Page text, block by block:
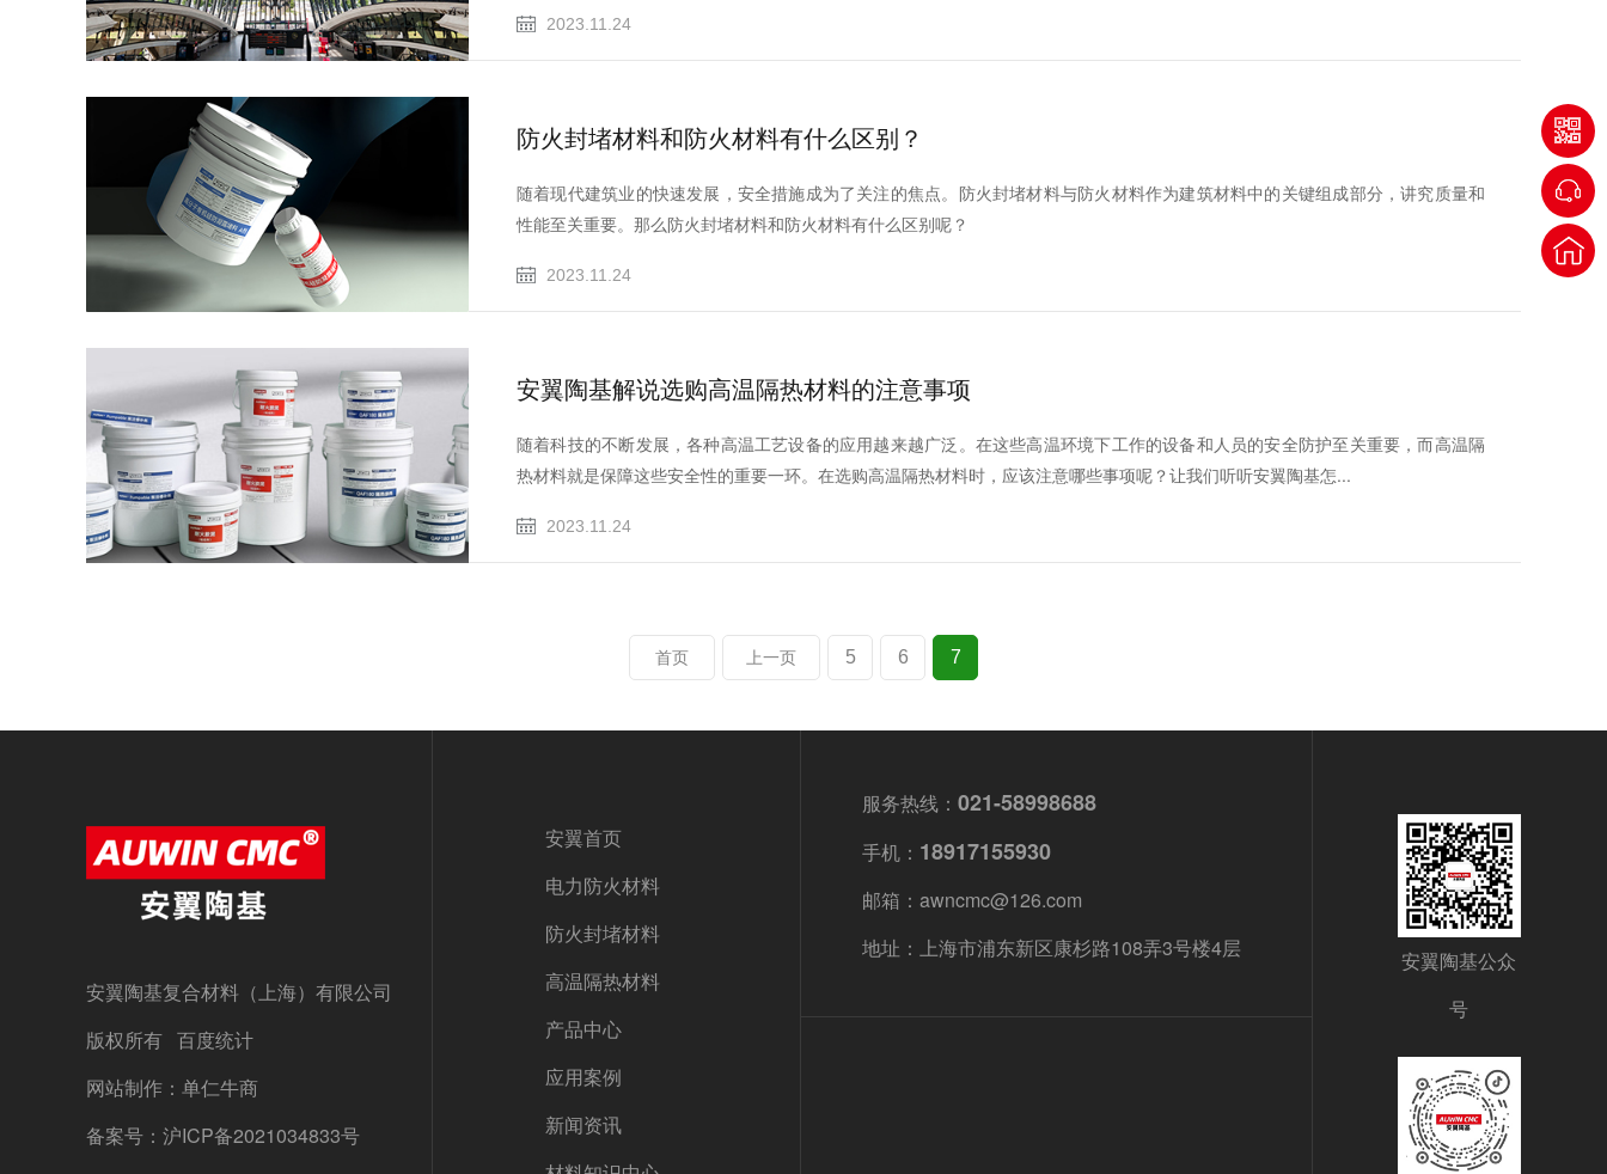
2023.11.24
防火封堵材料和防火材料有什么区别？
随着现代建筑业的快速发展，安全措施成为了关注的焦点。防火封堵材料与防火材料作为建筑材料中的关键组成部分，讲究质量和
性能至关重要。那么防火封堵材料和防火材料有什么区别呢？
2023.11.24
安翼陶基解说选购高温隔热材料的注意事项
随着科技的不断发展，各种高温工艺设备的应用越来越广泛。在这些高温环境下工作的设备和人员的安全防护至关重要，而高温隔
热材料就是保障这些安全性的重要一环。在选购高温隔热材料时，应该注意哪些事项呢？让我们听听安翼陶基怎...
2023.11.24
首页 上一页 5 6 7
安翼陶基复合材料（上海）有限公司
版权所有 百度统计
网站制作：单仁牛商
备案号： 沪ICP备2021034833号
安翼首页
电力防火材料
防火封堵材料
高温隔热材料
产品中心
应用案例
新闻资讯
服务热线： 021-58998688
手机： 18917155930
邮箱：awncmc@126.com
地址：上海市浦东新区康杉路108弄3号楼4层
安翼陶基公众
号